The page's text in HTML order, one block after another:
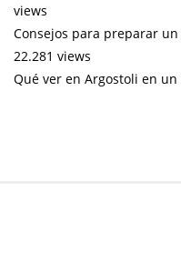
views
Consejos para preparar
22.281 views
Qué ver en Argostoli en un